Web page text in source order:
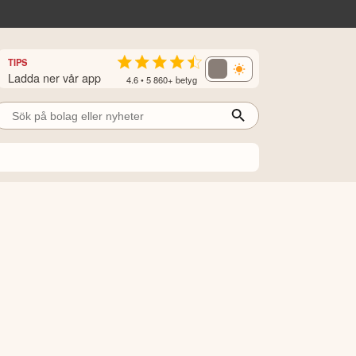
TIPS
Ladda ner vår app 4.6 • 5 860+ betyg